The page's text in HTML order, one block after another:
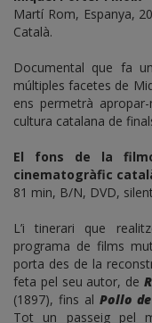
Martí Rom, Espanya,
Català.
Documental que fa
múltiples facetes de
ens permetrà
cultura catalana de
El fons de la
cinematogràfic
81 min, B/N, DVD,
L’i tinerari que
programa de films
porta des de la
feta pel seu autor, de
(1897), fins al Pollo
Tot un passeig pel